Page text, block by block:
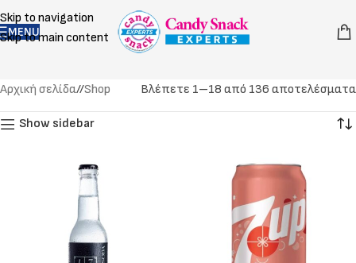
Skip to navigation
Skip to main content
MENU
Αρχική σελίδα/ Shop Βλέπετε 1–18 από 136 αποτελέσματα
Show sidebar